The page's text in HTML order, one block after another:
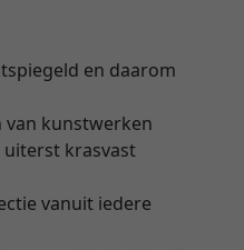
en daarom
kunstwerken
krasvast
vanuit iedere